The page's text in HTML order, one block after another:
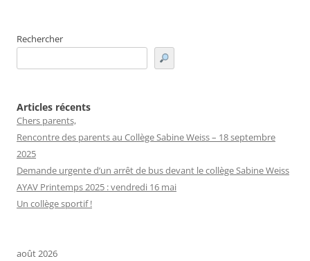
Rechercher
Articles récents
Chers parents,
Rencontre des parents au Collège Sabine Weiss – 18 septembre
2025
Demande urgente d’un arrêt de bus devant le collège Sabine Weiss
AYAV Printemps 2025 : vendredi 16 mai
Un collège sportif !
août 2026